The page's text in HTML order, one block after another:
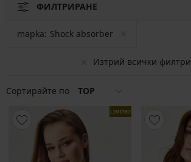
ФИЛТРИРАНЕ
Изтрий всички филтри
mapka: Shock absorber
Сортирайте по TOP
LIMITED